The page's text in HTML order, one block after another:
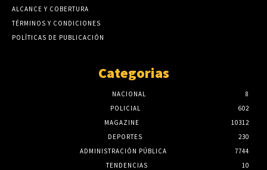
ALCANCE Y COBERTURA
TÉRMINOS Y CONDICIONES
POLÍTICAS DE PUBLICACIÓN
Categorias
NACIONAL
8
POLICIAL
602
MAGAZINE
10312
DEPORTES
230
ADMINISTRACIÓN PÚBLICA
7744
TENDENCIAS
10